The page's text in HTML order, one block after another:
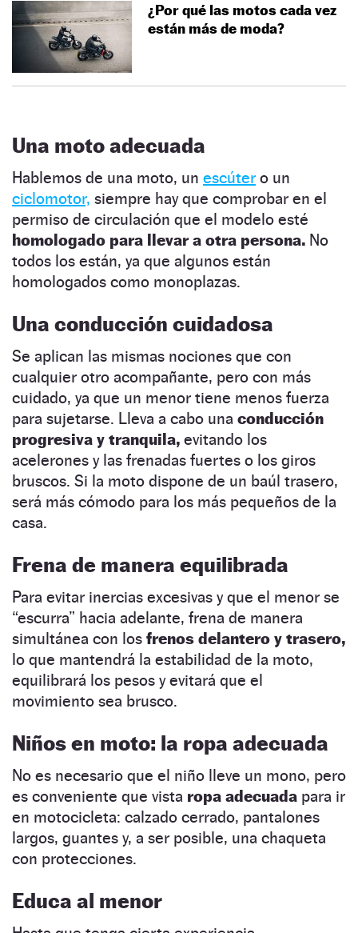
¿Por qué las motos cada vez
están más de moda?
Una moto adecuada
Hablemos de una moto, un escúter o un
ciclomotor, siempre hay que comprobar en el
permiso de circulación que el modelo esté
homologado para llevar a otra persona. No
todos los están, ya que algunos están
homologados como monoplazas.
Una conducción cuidadosa
Se aplican las mismas nociones que con
cualquier otro acompañante, pero con más
cuidado, ya que un menor tiene menos fuerza
para sujetarse. Lleva a cabo una conducción
progresiva y tranquila, evitando los
acelerones y las frenadas fuertes o los giros
bruscos. Si la moto dispone de un baúl trasero,
será más cómodo para los más pequeños de la
casa.
Frena de manera equilibrada
Para evitar inercias excesivas y que el menor se
“escurra” hacia adelante, frena de manera
simultánea con los frenos delantero y trasero,
lo que mantendrá la estabilidad de la moto,
equilibrará los pesos y evitará que el
movimiento sea brusco.
Niños en moto: la ropa adecuada
No es necesario que el niño lleve un mono, pero
es conveniente que vista ropa adecuada para ir
en motocicleta: calzado cerrado, pantalones
largos, guantes y, a ser posible, una chaqueta
con protecciones.
Educa al menor